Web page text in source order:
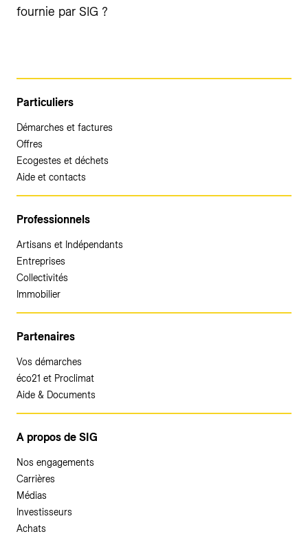
fournie par SIG ?
Particuliers
Démarches et factures
Offres
Ecogestes et déchets
Aide et contacts
Professionnels
Artisans et Indépendants
Entreprises
Collectivités
Immobilier
Partenaires
Vos démarches
éco21 et Proclimat
Aide & Documents
A propos de SIG
Nos engagements
Carrières
Médias
Investisseurs
Achats